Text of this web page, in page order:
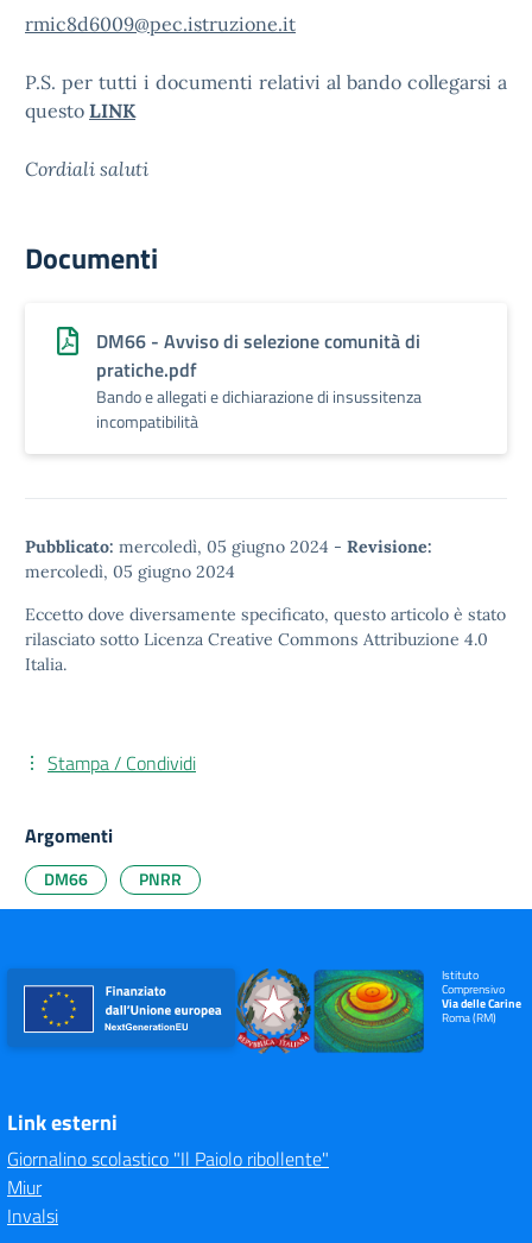
rmic8d6009@pec.istruzione.it
P.S. per tutti i documenti relativi al bando collegarsi a
questo LINK
Cordiali saluti
Documenti
DM66 - Avviso di selezione comunità di
pratiche.pdf
Bando e allegati e dichiarazione di insussitenza
incompatibilità
Pubblicato: mercoledì, 05 giugno 2024 - Revisione:
mercoledì, 05 giugno 2024
Eccetto dove diversamente specificato, questo articolo è stato
rilasciato sotto Licenza Creative Commons Attribuzione 4.0
Italia.
Stampa / Condividi
Argomenti
DM66 PNRR
Istituto
Comprensivo
Via delle Carine
Roma (RM)
Link esterni
Giornalino scolastico "Il Paiolo ribollente"
Miur
Invalsi